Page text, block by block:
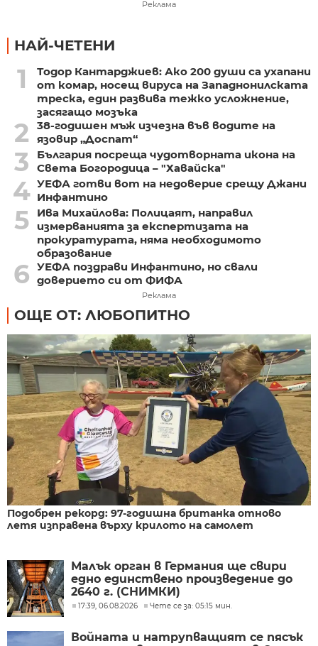
Реклама
НАЙ-ЧЕТЕНИ
1
Тодор Кантарджиев: Ако 200 души са ухапани
от комар, носещ вируса на Западнонилската
треска, един развива тежко усложнение,
засягащо мозъка
2
38-годишен мъж изчезна във водите на
язовир „Доспат“
3
България посреща чудотворната икона на
Света Богородица – "Хавайска"
4 УЕФА готви вот на недоверие срещу Джани
Инфантино
5
Ива Михайлова: Полицаят, направил
измерванията за експертизата на
прокуратурата, няма необходимото
образование
6 УЕФА поздрави Инфантино, но свали
доверието си от ФИФА
Реклама
ОЩЕ ОТ: ЛЮБОПИТНО
Подобрен рекорд: 97-годишна британка отново
летя изправена върху крилото на самолет
Малък орган в Германия ще свири
едно единствено произведение до
2640 г. (СНИМКИ)
17:39, 06.08.2026 Чете се за: 05:15 мин.
Войната и натрупващият се пясък